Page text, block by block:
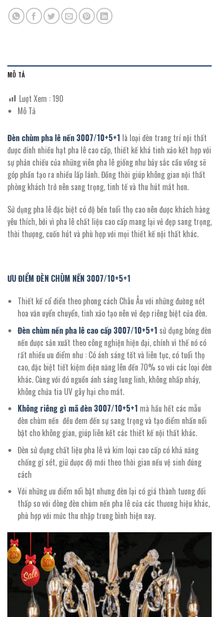
MÔ TẢ
Lượt Xem :190
Mô Tả
Đèn chùm pha lê nến 3007/10+5+1 là loại đèn trang trí nội thất
được đính nhiều hạt pha lê cao cấp, thiết kế khá tinh xảo kết hợp với
sự phản chiếu của những viên pha lê giống như bảy sắc cầu vồng sẽ
góp phần tạo ra nhiều lấp lánh. Đồng thời giúp không gian nội thất
phòng khách trở nên sang trọng, tinh tế và thu hút mắt hơn.
Sử dụng pha lê đặc biệt có độ bền tuổi thọ cao nên được khách hàng
yêu thích, bởi vì pha lê chất liệu cao cấp mang lại vẻ đẹp sang trọng,
thời thượng, cuốn hút và phù hợp với mọi thiết kế nội thất khác.
ƯU ĐIỂM ĐÈN CHÙM NẾN 3007/10+5+1
Thiết kế cổ điển theo phong cách Châu Âu với những đường nét
hoa văn uyển chuyển, tinh xảo tạo nên vẻ đẹp riêng biệt của đèn.
Đèn chùm nến pha lê cao cấp 3007/10+5+1 sử dụng bóng đèn
nến được sản xuất theo công nghiện hiện đại, chính vì thế nó có
rất nhiều ưu điểm như : Có ánh sáng tốt và liên tục, có tuổi thọ
cao, đặc biệt tiết kiệm điện năng lên đến 70% so với các loại đèn
khác. Cùng với đó nguồn ánh sáng lung linh, không nhấp nháy,
không chứa tia UV gây hại cho mắt.
Không riêng gì mã đèn 3007/10+5+1 mà hầu hết các mẫu
đèn chùm nến đều đem đến sự sang trọng và tạo điểm nhấn nổi
bật cho không gian, giúp liên kết các thiết kế nội thất khác.
Đèn sử dụng chất liệu pha lê và kim loại cao cấp có khả năng
chống gỉ sét, giữ được độ mới theo thời gian nếu vệ sinh đúng
cách
Với những ưu điểm nổi bật nhưng đèn lại có giá thành tương đối
thấp so với dòng đèn chùm nến pha lê của các thương hiệu khác,
phù hợp với mức thu nhập trung bình hiện nay.